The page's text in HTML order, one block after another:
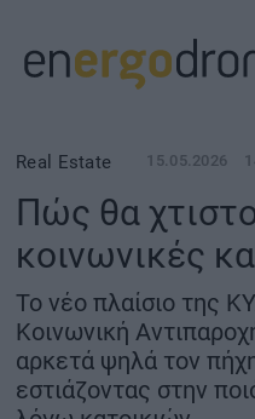
ΥΠΟΔΟΜΕΣ
REAL ESTATE
ΠΕΡΙΒΑΛΛΟΝ
ΕΝΕΡΓΕΙΑ
Real Estate 15.05.2026
Πώς θα
κοινωνικές
Το νέο πλαίσιο της
Κοινωνική
αρκετά ψηλά τον
εστιάζοντας στην